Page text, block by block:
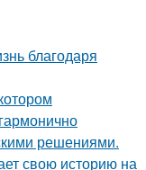
благодаря
решениями.
свою историю на